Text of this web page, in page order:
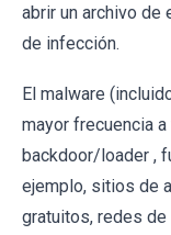
abrir un archivo de
de infección.
El malware
mayor frecuencia
backdoor/loader ,
ejemplo, sitios de
gratuitos, redes